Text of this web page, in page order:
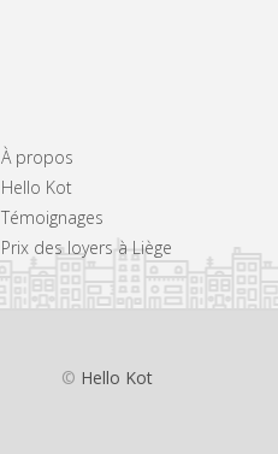
À propos
Hello Kot
Témoignages
Prix des loyers à Liège
© Hello Kot